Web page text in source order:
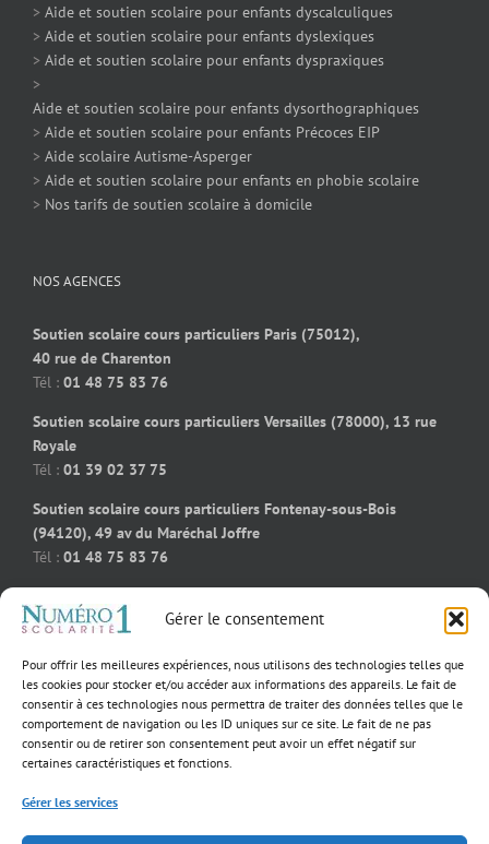
Gérer le consentement
Pour offrir les meilleures expériences, nous utilisons des technologies telles que
les cookies pour stocker et/ou accéder aux informations des appareils. Le fait de
consentir à ces technologies nous permettra de traiter des données telles que le
comportement de navigation ou les ID uniques sur ce site. Le fait de ne pas
consentir ou de retirer son consentement peut avoir un effet négatif sur
certaines caractéristiques et fonctions.
Gérer les services
> Aide et soutien scolaire pour enfants dyscalculiques
> Aide et soutien scolaire pour enfants dyslexiques
> Aide et soutien scolaire pour enfants dyspraxiques
>
Aide et soutien scolaire pour enfants dysorthographiques
> Aide et soutien scolaire pour enfants Précoces EIP
> Aide scolaire Autisme-Asperger
> Aide et soutien scolaire pour enfants en phobie scolaire
> Nos tarifs de soutien scolaire à domicile
NOS AGENCES
Soutien scolaire cours particuliers Paris (75012),
40 rue de Charenton
Tél : 01 48 75 83 76
Soutien scolaire cours particuliers Versailles (78000), 13 rue
Royale
Tél : 01 39 02 37 75
Soutien scolaire cours particuliers Fontenay-sous-Bois
(94120), 49 av du Maréchal Joffre
Tél : 01 48 75 83 76
rue des bourguignons
Soutien scolaire cours particuliers Massy (91300), 55 rue
Jeanne D’Arc
Tél :01 39 02 60 23